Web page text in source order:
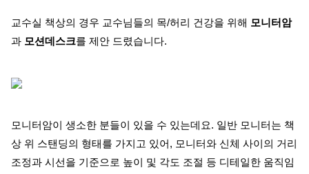
교수실 책상의 경우 교수님들의 목/허리 건강을 위해 모니터암
과 모션데스크를 제안 드렸습니다.
모니터암이 생소한 분들이 있을 수 있는데요. 일반 모니터는 책
상 위 스탠딩의 형태를 가지고 있어, 모니터와 신체 사이의 거리
조정과 시선을 기준으로 높이 및 각도 조절 등 디테일한 움직임